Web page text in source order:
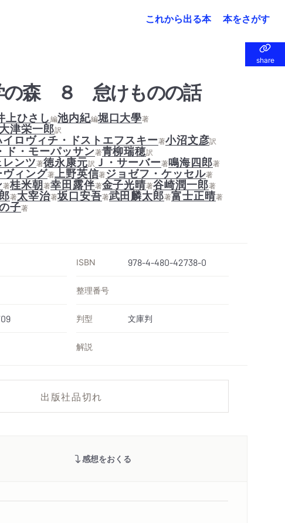
これから出る本 本をさがす
share
share
の森 ８ 怠けものの話
上ひさし編池内紀編堀口大學著
津栄一郎訳
ロヴィチ・ドストエフスキー著小沼文彦訳
ド・モーパッサン著青柳瑞穂訳
ンツ著徳永康元訳Ｊ・サーバー著鳴海四郎著
ィング著上野英信著ジョゼフ・ケッセル著
著桂米朝著幸田露伴著金子光晴著谷崎潤一郎著
著太宰治著坂口安吾著武田麟太郎著富士正晴著
子著
ISBN 978-4-480-42738-0
整理番号
判型 文庫判
解説
出版社品切れ
感想をおくる